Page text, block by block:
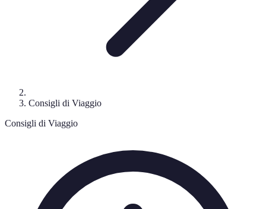
Consigli di Viaggio
Consigli di Viaggio